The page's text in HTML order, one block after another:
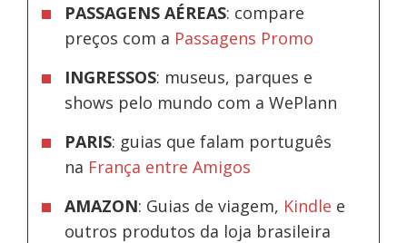
PASSAGENS AÉREAS: compare
preços com a Passagens Promo
INGRESSOS: museus, parques e
shows pelo mundo com a WePlann
PARIS: guias que falam português
na França entre Amigos
AMAZON: Guias de viagem, Kindle e
outros produtos da loja brasileira